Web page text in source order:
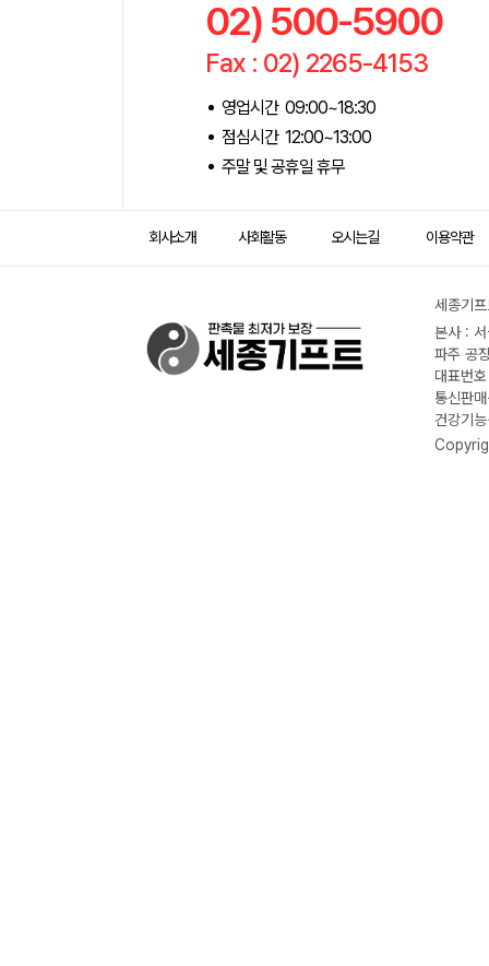
02) 500-5900
Fax : 02) 2265-4153
영업시간 09:00~18:30
점심시간 12:00~13:00
주말 및 공휴일 휴무
회사소개 사회활동 오시는길 이용약관
세종기
본사 :
파주 공
대표번
통신판
건강기